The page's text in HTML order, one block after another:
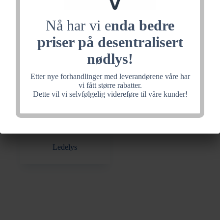
Nå har vi enda bedre
priser på desentralisert
nødlys!
Etter nye forhandlinger med leverandørene våre har
vi fått større rabatter.
Dette vil vi selvfølgelig videreføre til våre kunder!
Kombiarmaturer Markeringslys
Ledelys